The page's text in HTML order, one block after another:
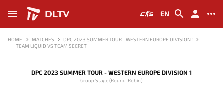
DLTV EN
HOME MATCHES
DPC 2023 SUMMER TOUR - WESTERN EUROPE DIVISION 1
TEAM LIQUID VS TEAM SECRET
DPC 2023 SUMMER TOUR - WESTERN EUROPE DIVISION 1
Group Stage (Round-Robin)